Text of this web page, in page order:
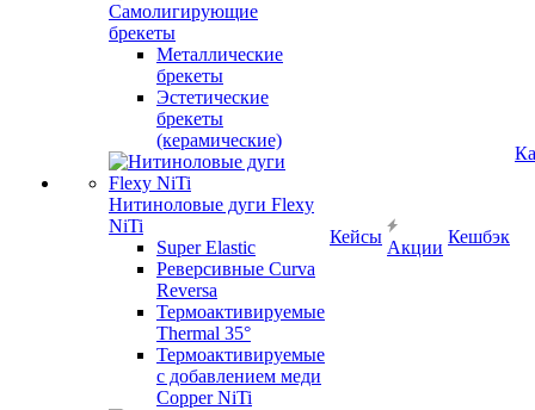
Самолигирующие
брекеты
Металлические
брекеты
Эстетические
брекеты
(керамические)
Нитиноловые дуги Flexy
NiTi
Super Elastic
Реверсивные Curva
Reversa
Термоактивируемые
Thermal 35°
Термоактивируемые
с добавлением меди
Copper NiTi
Кейсы
Акции
Кешбэк